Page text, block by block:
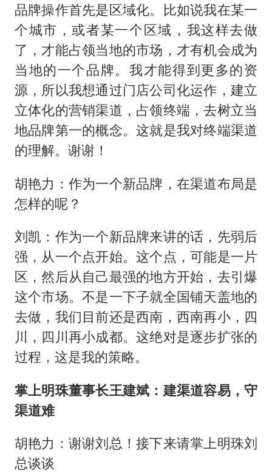
品牌操作首先是区域化。比如说我在某一
个城市，或者某一个区域，我这样去做
了，才能占领当地的市场，才有机会成为
当地的一个品牌。我才能得到更多的资
源，所以我想通过门店公司化运作，建立
立体化的营销渠道，占领终端，去树立当
地品牌第一的概念。这就是我对终端渠道
的理解。谢谢！
胡艳力：作为一个新品牌，在渠道布局是
怎样的呢？
刘凯：作为一个新品牌来讲的话，先弱后
强，从一个点开始。这个点，可能是一片
区，然后从自己最强的地方开始，去引爆
这个市场。不是一下子就全国铺天盖地的
去做，我们目前还是西南，西南再小，四
川，四川再小成都。这绝对是逐步扩张的
过程，这是我的策略。
掌上明珠董事长王建斌：建渠道容易，守
渠道难
胡艳力：谢谢刘总！接下来请掌上明珠刘
总谈谈